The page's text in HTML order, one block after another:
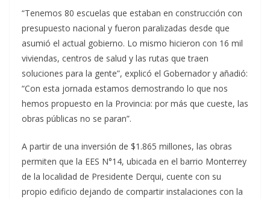
“Tenemos 80 escuelas que estaban en construcción con
presupuesto nacional y fueron paralizadas desde que
asumió el actual gobierno. Lo mismo hicieron con 16 mil
viviendas, centros de salud y las rutas que traen
soluciones para la gente”, explicó el Gobernador y añadió:
“Con esta jornada estamos demostrando lo que nos
hemos propuesto en la Provincia: por más que cueste, las
obras públicas no se paran”.
A partir de una inversión de $1.865 millones, las obras
permiten que la EES N°14, ubicada en el barrio Monterrey
de la localidad de Presidente Derqui, cuente con su
propio edificio dejando de compartir instalaciones con la